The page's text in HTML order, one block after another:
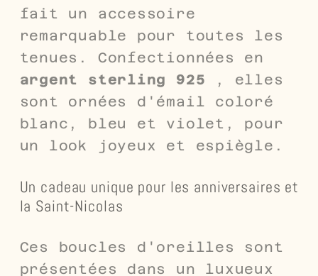
fait un accessoire
remarquable pour toutes les
tenues. Confectionnées en
argent sterling 925 , elles
sont ornées d'émail coloré
blanc, bleu et violet, pour
un look joyeux et espiègle.
Un cadeau unique pour les anniversaires et
la Saint-Nicolas
Ces boucles d'oreilles sont
présentées dans un luxueux